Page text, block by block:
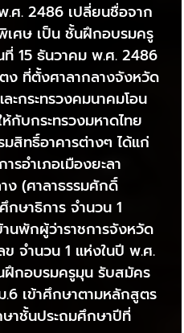
.ศ. 2486 เปลี่ยนชื่อจาก
ศษ เป็น ชั้นฝึกอบรมครู
15 ธันวาคม พ.ศ. 2486
ตง ที่ตั้งศาลากลางจังหวัด
ะกระทรวงคมนาคมโอน
กับกระทรวงมหาดไทย
มสิทธิ์อาคารต่างๆ ได้แก่
รอำเภอเมืองยะลา
ง (ศาลาธรรมศักดิ์
กษาธิการ จำนวน 1
นพักผู้ว่าราชการจังหวัด
ข จำนวน 1 แห่งในปี พ.ศ.
ฝึกอบรมครูมุน รับสมัคร
เข้าศึกษาตามหลักสูตร
าชั้นประถมศึกษาปีที่